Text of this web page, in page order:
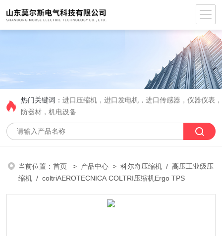
热门关键词：进口压缩机，进口发电机，进口传感器，仪器仪表
防器材，机电设备
当前位置：首页 > 产品中心 >科尔奇压缩机 /高压工业级压
缩机 / coltriAEROTECNICA COLTRI压缩机Ergo TPS